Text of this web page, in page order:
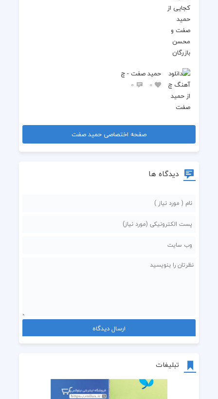
تبلیغات
حمید صفت - چ
0
0
صفحه اختصاصی حمید صفت
دیدگاه ها